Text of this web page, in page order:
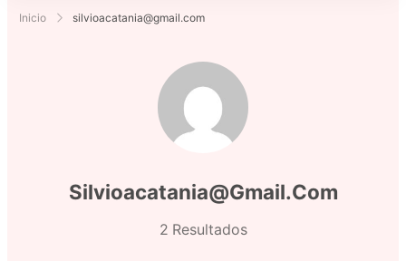
Inicio silvioacatania@gmail.com
Silvioacatania@gmail.com
2 Resultados